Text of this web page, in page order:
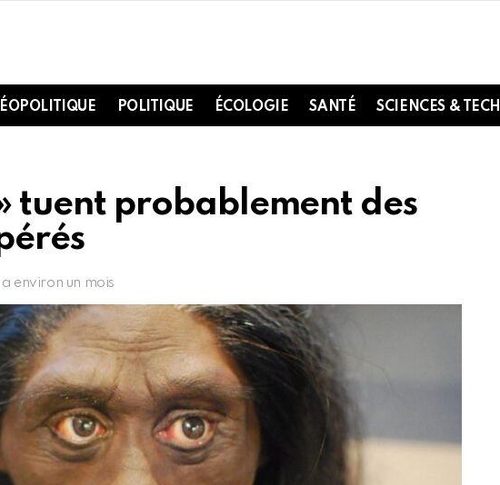
POLITIQUE ÉCOLOGIE SANTÉ SCIENCES & TECH
tuent probablement des
a environ un mois